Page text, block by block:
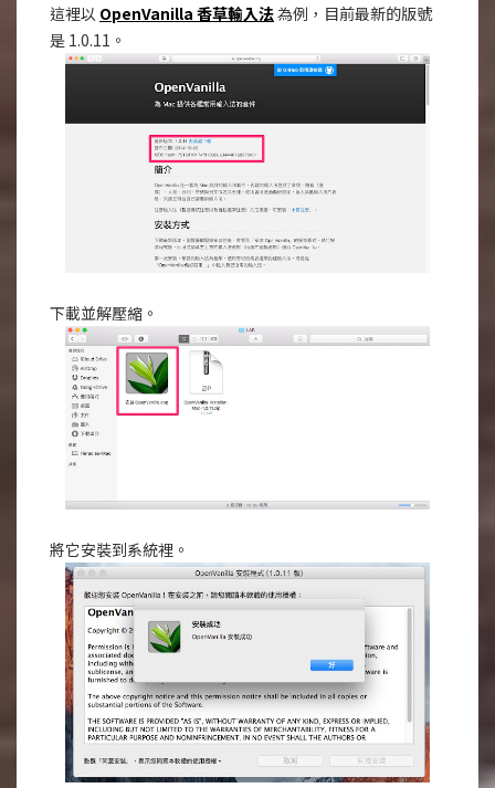
這裡以 OpenVanilla 香草輸入法為例，目前最新的版號
是 1.0.11。
下載並解壓縮。
將它安裝到系統裡。